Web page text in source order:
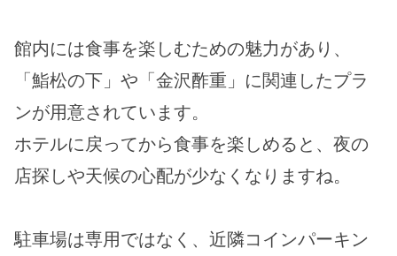
館内には食事を楽しむための魅力があり、
「鮨松の下」や「金沢酢重」に関連したプラ
ンが用意されています。
ホテルに戻ってから食事を楽しめると、夜の
店探しや天候の心配が少なくなりますね。
駐車場は専用ではなく、近隣コインパーキン